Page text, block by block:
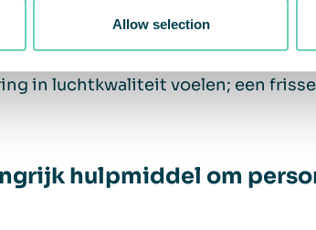
Allow selection
golf voorbij was, installeerde
voor kinderen. De resultaten
vermindering van deeltjes aan. Het
in luchtkwaliteit voelen; een
hulpmiddel om